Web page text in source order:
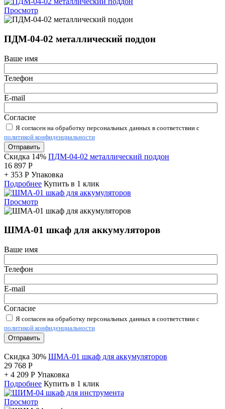
Просмотр
ПДМ-04-02 металлический поддон
Ваше имя
Телефон
E-mail
Согласие
Я согласен на обработку персональных данных в соответствии с
политикой конфиденциальности
Отправить
Скидка 14% ПДМ-04-02 металлический поддон
16 897 Р
+ 353 Р Упаковка
Подробнее Купить в 1 клик
Просмотр
ШМА-01 шкаф для аккумуляторов
Ваше имя
Телефон
E-mail
Согласие
Я согласен на обработку персональных данных в соответствии с
политикой конфиденциальности
Отправить
Скидка 30% ШМА-01 шкаф для аккумуляторов
29 768 Р
+ 4 209 Р Упаковка
Подробнее Купить в 1 клик
Просмотр